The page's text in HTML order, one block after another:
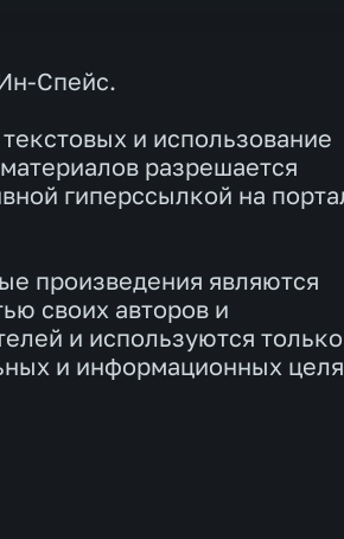
Спейс.
и использование
разрешается
гиперссылкой на
произведения являются
своих авторов и
и используются
и информационных